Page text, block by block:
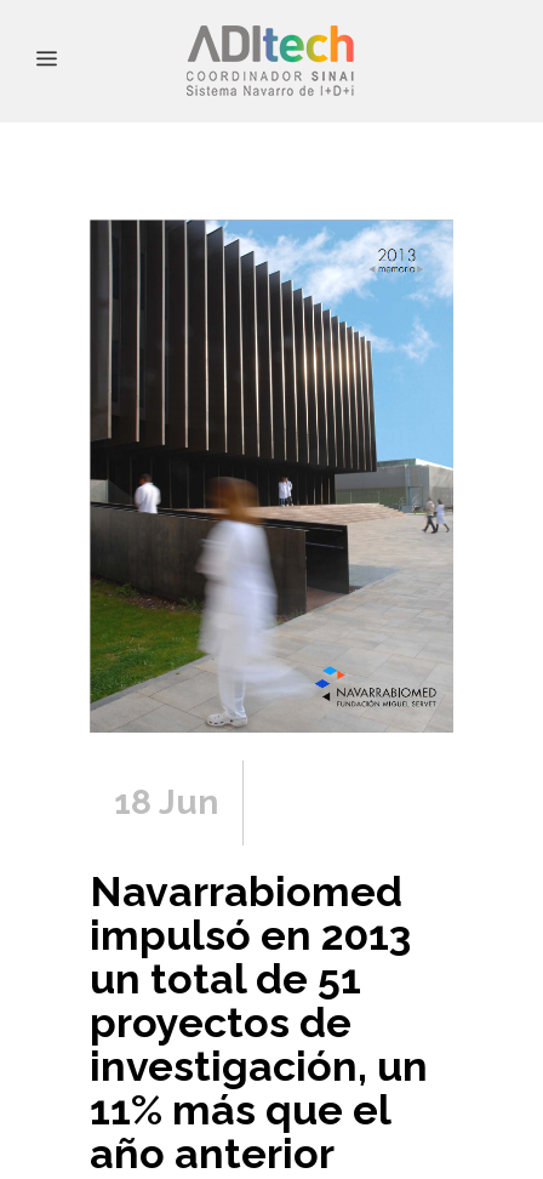
18 Jun
Navarrabiomed
impulsó en 2013
un total de 51
proyectos de
investigación, un
11% más que el
año anterior